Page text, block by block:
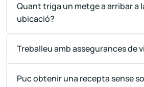
Quant triga un metge a arribar a
ubicació?
Treballeu amb assegurances de
Puc obtenir una recepta sense